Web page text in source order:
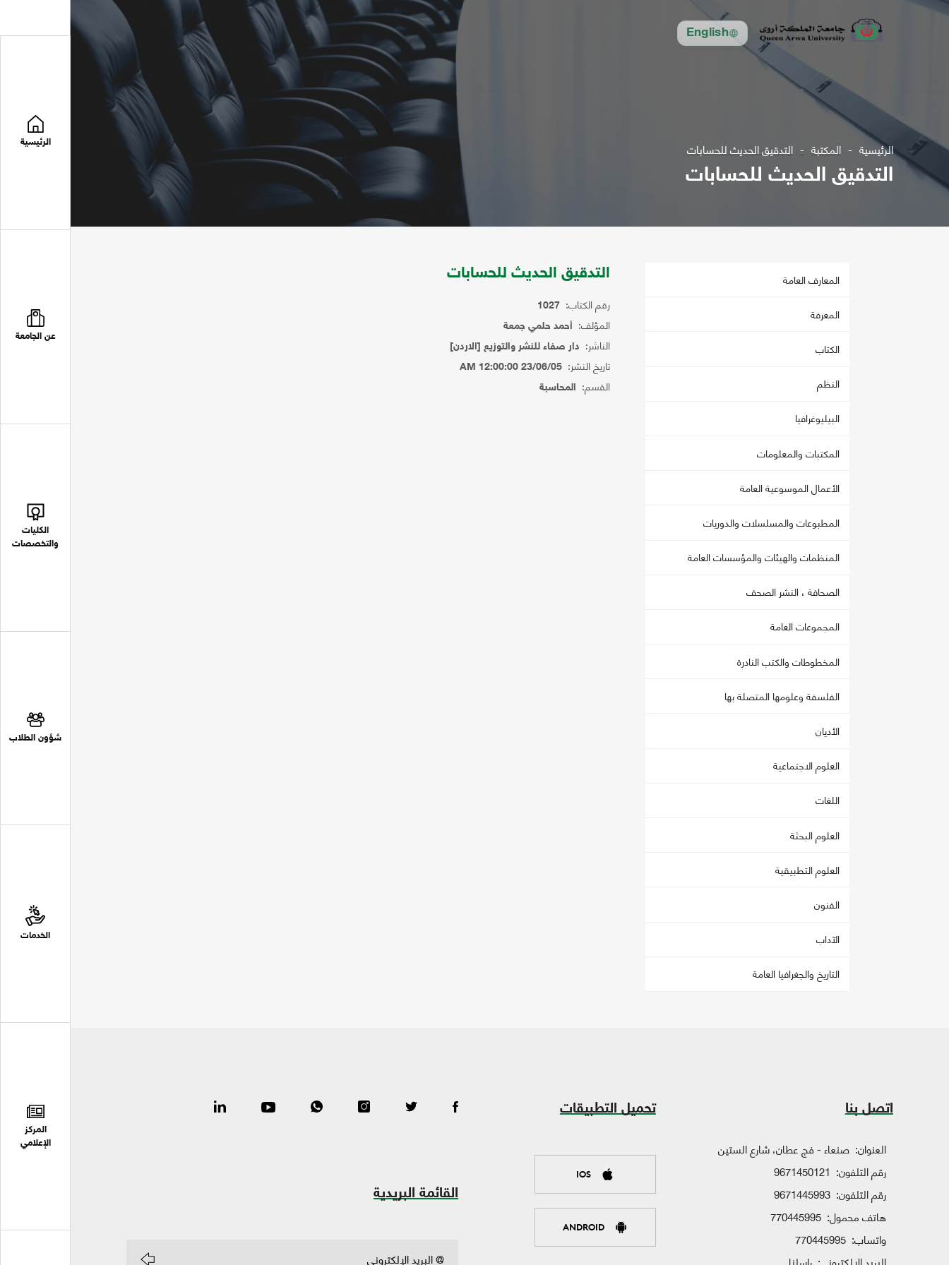
English
الرئيسية
عن الجامعة
الكليات
والتخصصات
شؤون الطلاب
الخدمات
المركز
الإعلامي
الرئيسية المكتبة التدقيق الحديث للحسابات
التدقيق الحديث للحسابات
المعارف العامة
المعرفة
الكتاب
النظم
البيليوغرافيا
المكتبات والمعلومات
الأعمال الموسوعية العامة
المطبوعات والمسلسلات والدوريات
المنظمات والهيئات والمؤسسات العامة
الصحافة ، النشر الصحف
المجموعات العامة
المخطوطات والكتب النادرة
الفلسفة وعلومها المتصلة بها
الأديان
العلوم الاجتماعية
اللغات
العلوم البحثة
العلوم التطبيقية
الفنون
الآداب
التاريخ والجغرافيا العامة
التدقيق الحديث للحسابات
رقم الكتاب: 1027
المؤلف: أحمد حلمي جمعة
الناشر: دار صفاء للنشر والتوزيع [الاردن]
تاريخ النشر: 23/06/05 12:00:00 AM
القسم: المحاسبة
اتصل بنا
العنوان: صنعاء - فج عطان، شارع الستين
رقم التلفون: 9671450121
رقم التلفون: 9671445993
هاتف محمول: 770445995
واتساب: 770445995
تحميل التطبيقات
IOS
ANDROID
القائمة البريدية